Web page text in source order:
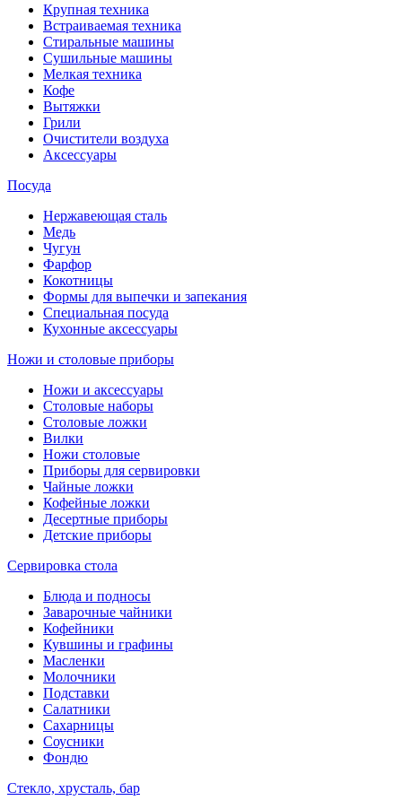
Крупная техника
Встраиваемая техника
Стиральные машины
Сушильные машины
Мелкая техника
Кофе
Вытяжки
Грили
Очистители воздуха
Аксессуары
Посуда
Нержавеющая сталь
Медь
Чугун
Фарфор
Кокотницы
Формы для выпечки и запекания
Специальная посуда
Кухонные аксессуары
Ножи и столовые приборы
Ножи и аксессуары
Столовые наборы
Столовые ложки
Вилки
Ножи столовые
Приборы для сервировки
Чайные ложки
Кофейные ложки
Десертные приборы
Детские приборы
Сервировка стола
Блюда и подносы
Заварочные чайники
Кофейники
Кувшины и графины
Масленки
Молочники
Подставки
Салатники
Сахарницы
Соусники
Фондю
Стекло, хрусталь, бар